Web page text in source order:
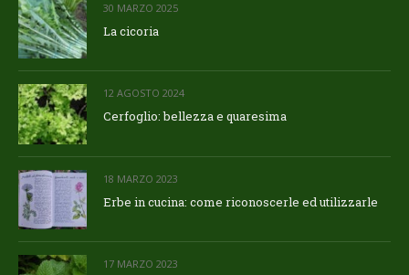
30 MARZO 2025
La cicoria
12 AGOSTO 2024
Cerfoglio: bellezza e quaresima
18 MARZO 2023
Erbe in cucina: come riconoscerle ed utilizzarle
17 MARZO 2023